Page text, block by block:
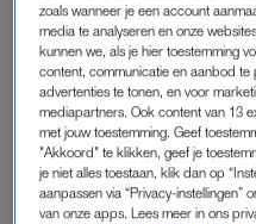
SHIRMA ROUSE
Shirma omschrijft dat ze in
zit. “Ik werd tante en dacht:
van dit kleine wezen en ik wil
Om dat echt te laten
voorhouden en kijken wat
zoals wanneer je een account
media te analyseren en onze
kunnen we, als je hier toestemming
content, communicatie en aanbod te
advertenties te tonen, en voor
mediapartners. Ook content van 13
met jouw toestemming. Geef
"Akkoord" te klikken, geef je
je niet alles toestaan, klik dan op
aanpassen via “Privacy-instellingen”
van onze apps. Lees meer in ons